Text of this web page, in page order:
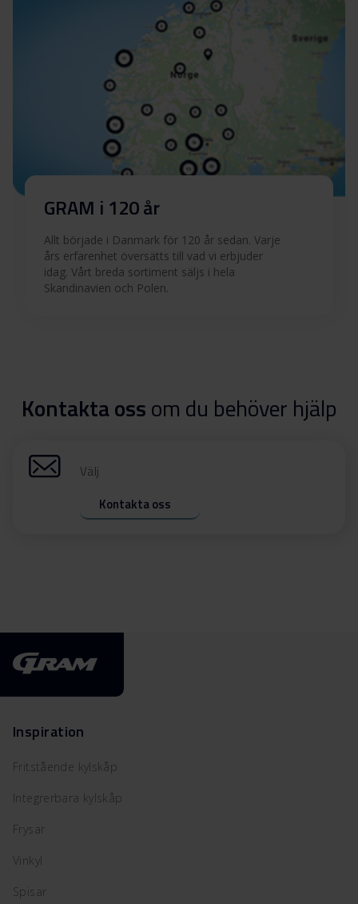
GRAM i 120 år
Allt började i Danmark för 120 år sedan. Varje
års erfarenhet översätts till vad vi erbjuder
idag. Vårt breda sortiment säljs i hela
Skandinavien och Polen.
Kontakta ossom du behöver hjälp
Välj
Kontakta oss
Inspiration
Fritstående kylskåp
Integrerbara kylskåp
Frysar
Vinkyl
Spisar